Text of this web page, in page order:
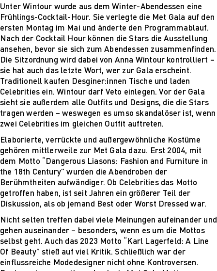
Unter Wintour wurde aus dem Winter-Abendessen eine
Frühlings-Cocktail-Hour. Sie verlegte die Met Gala auf den
ersten Montag im Mai und änderte den Programmablauf.
Nach der Cocktail Hour können die Stars die Ausstellung
ansehen, bevor sie sich zum Abendessen zusammenfinden.
Die Sitzordnung wird dabei von Anna Wintour kontrolliert –
sie hat auch das letzte Wort, wer zur Gala erscheint.
Traditionell kaufen Desginer:innen Tische und laden
Celebrities ein. Wintour darf Veto einlegen. Vor der Gala
sieht sie außerdem alle Outfits und Designs, die die Stars
tragen werden – weswegen es umso skandalöser ist, wenn
zwei Celebrities im gleichen Outfit auftreten.
Elaborierte, verrückte und außergewöhnliche Kostüme
gehören mittlerweile zur Met Gala dazu. Erst 2004, mit
dem Motto “Dangerous Liasons: Fashion and Furniture in
the 18th Century” wurden die Abendroben der
Berühmtheiten aufwändiger. Ob Celebrities das Motto
getroffen haben, ist seit Jahren ein größerer Teil der
Diskussion, als ob jemand Best oder Worst Dressed war.
Nicht selten treffen dabei viele Meinungen aufeinander und
gehen auseinander – besonders, wenn es um die Mottos
selbst geht. Auch das 2023 Motto “Karl Lagerfeld: A Line
Of Beauty” stieß auf viel Kritik. Schließlich war der
einflussreiche Modedesigner nicht ohne Kontroversen.